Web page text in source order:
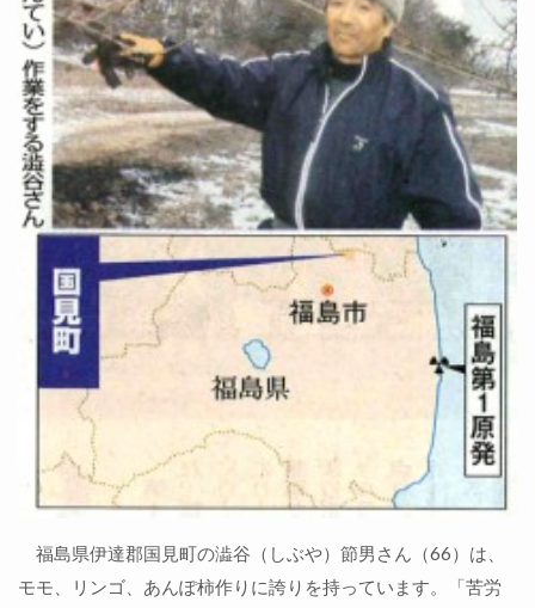
福島県伊達郡国見町の澁谷（しぶや）節男さん（66）は、
モモ、リンゴ、あんぽ柿作りに誇りを持っています。「苦労